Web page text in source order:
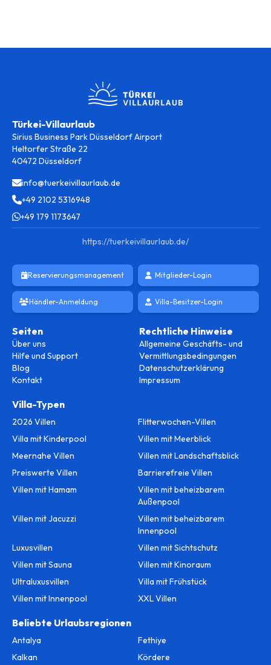
Türkei-Villaurlaub
Sirius Business Park Düsseldorf Airport
Heltorfer Straße 22
40472 Düsseldorf
info@tuerkeivillaurlaub.de
+49 2102 5316948
+49 179 1173647
https://tuerkeivillaurlaub.de/
Reservierungsmanagement Mitglieder-Login
Händler-Anmeldung Villa-Besitzer-Login
Seiten
Über uns
Hilfe und Support
Blog
Kontakt
Rechtliche Hinweise
Allgemeine Geschäfts- und
Vermittlungsbedingungen
Datenschutzerklärung
Impressum
Villa-Typen
2026 Villen
Flitterwochen-Villen
Villa mit Kinderpool
Villen mit Meerblick
Meernahe Villen
Villen mit Landschaftsblick
Preiswerte Villen
Barrierefreie Villen
Villen mit Hamam
Villen mit beheizbarem
Außenpool
Villen mit Jacuzzi
Villen mit beheizbarem
Innenpool
Luxusvillen
Villen mit Sichtschutz
Villen mit Sauna
Villen mit Kinoraum
Ultraluxusvillen
Villa mit Frühstück
Villen mit Innenpool
XXL Villen
Beliebte Urlaubsregionen
Antalya
Fethiye
Kalkan
Kördere